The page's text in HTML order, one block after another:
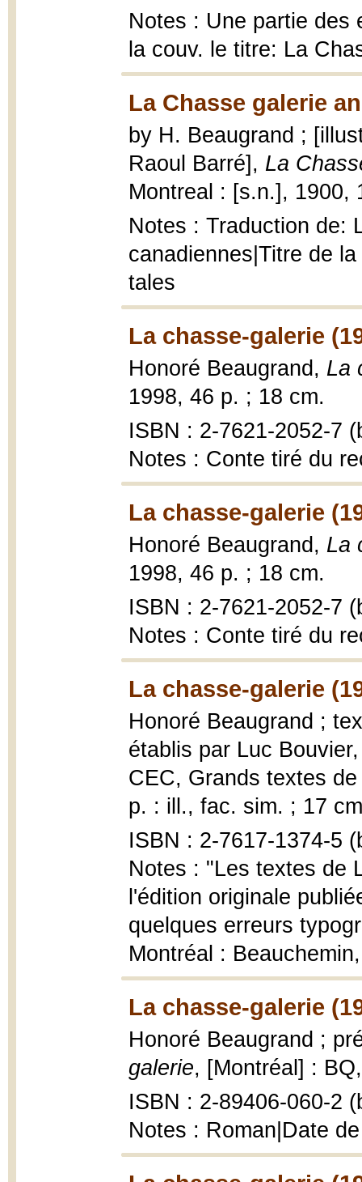
Notes : Une partie des
la couv. le titre: La
La Chasse galerie
by H. Beaugrand ;
Raoul Barré], La
Montreal : [s.n.], 1900,
Notes : Traduction de:
canadiennes|Titre de
tales
La chasse-galerie
Honoré Beaugrand, La
1998, 46 p. ; 18 cm.
ISBN : 2-7621-2052-7
Notes : Conte tiré du
La chasse-galerie
Honoré Beaugrand, La
1998, 46 p. ; 18 cm.
ISBN : 2-7621-2052-7
Notes : Conte tiré du
La chasse-galerie
Honoré Beaugrand ;
établis par Luc
CEC, Grands textes
p. : ill., fac. sim. ; 17
ISBN : 2-7617-1374-5
Notes : "Les textes de
l'édition originale
quelques erreurs
Montréal :
La chasse-galerie
Honoré Beaugrand ;
galerie, [Montréal] :
ISBN : 2-89406-060-2
Notes : Roman|Date